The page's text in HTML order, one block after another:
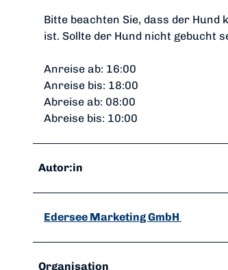
Bitte beachten Sie, dass der
ist. Sollte der Hund nicht gebucht
Anreise ab: 16:00
Anreise bis: 18:00
Abreise ab: 08:00
Abreise bis: 10:00
Autor:in
Edersee Marketing GmbH
Organisation